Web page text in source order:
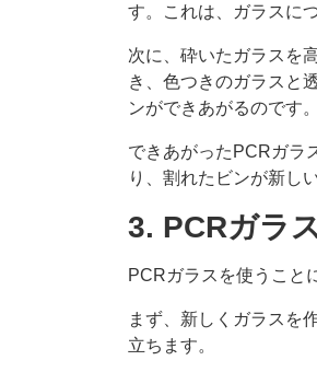
す。これは、ガラスに
次に、砕いたガラスを
き、色つきのガラスと
ンができあがるのです。
できあがったPCRガラ
り、割れたビンが新し
3. PCRガラ
PCRガラスを使うこと
まず、新しくガラスを
立ちます。